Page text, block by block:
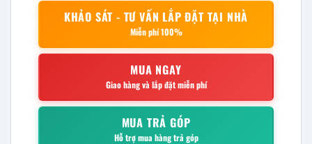
KHẢO SÁT - TƯ VẤN LẮP ĐẶT TẠI NHÀ
Miễn phí 100%
MUA NGAY
Giao hàng và lắp đặt miễn phí
MUA TRẢ GÓP
Hỗ trợ mua hàng trả góp